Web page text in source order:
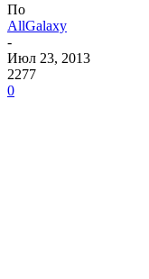
По
AllGalaxy
-
Июл 23, 2013
2277
0